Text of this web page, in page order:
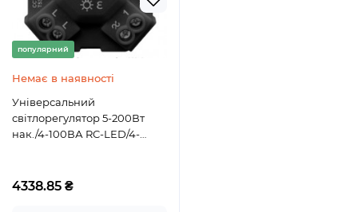
популярний
Немає в наявності
Універсальний
світлорегулятор 5-200Вт
нак./4-100ВА RC-LED/4-
4338.85 ₴